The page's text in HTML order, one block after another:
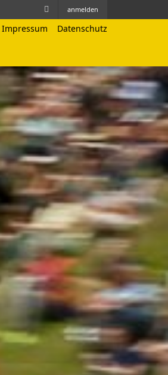
anmelden
Impressum Datenschutz